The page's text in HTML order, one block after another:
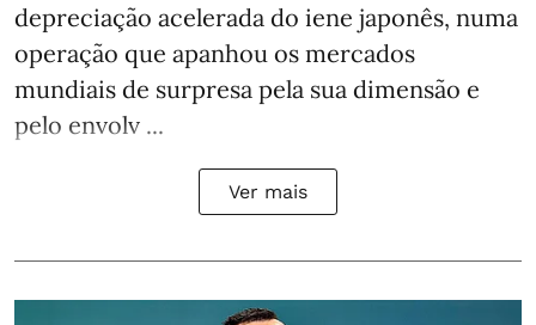
depreciação acelerada do iene japonês, numa
operação que apanhou os mercados
mundiais de surpresa pela sua dimensão e
pelo envolv ...
Ver mais